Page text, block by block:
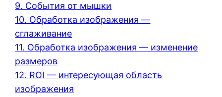
9. События от мышки
10. Обработка изображения —
сглаживание
11. Обработка изображения — изменение
размеров
12. ROI — интересующая область
изображения